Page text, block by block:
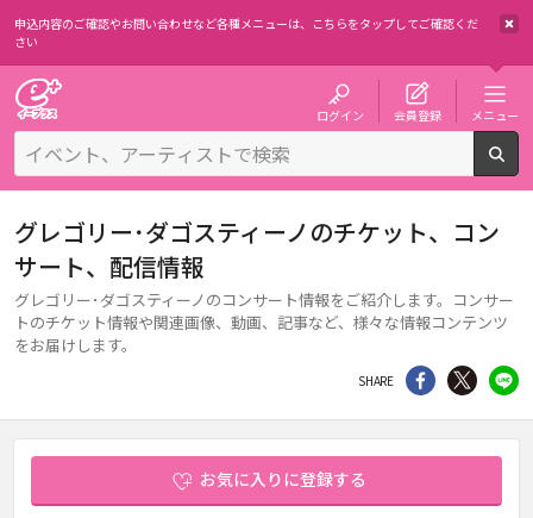
申込内容のご確認やお問い合わせなど各種メニューは、 こちらをタップしてご確認くだ
さい
ログイン 会員登録 メニュー
グレゴリー･ダゴスティーノのチケット、コン
サート、配信情報
グレゴリー･ダゴスティーノのコンサート情報をご紹介します。コンサー
トのチケット情報や関連画像、動画、記事など、様々な情報コンテンツ
をお届けします。
SHARE シェア Twitter
お気に入りに登録する